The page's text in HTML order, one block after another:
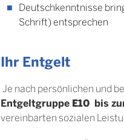
Deutschkenntnisse
Schrift) entsprechen
Ihr Entgelt
Je nach persönlichen und
Entgeltgruppe E10 bis
vereinbarten sozialen